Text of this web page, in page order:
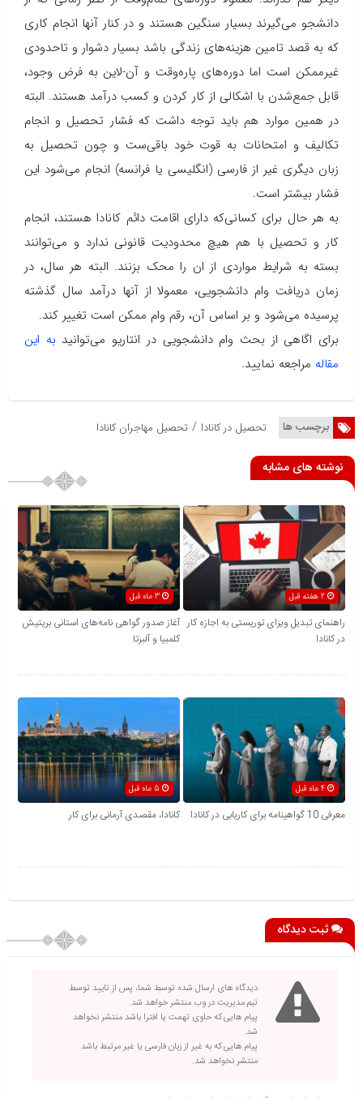
دانشجو می‌گیرند بسیار سنگین هستند و در کنار آنها انجام کاری
که به قصد تامین هزینه‌های زندگی باشد بسیار دشوار و تاحدودی
غیرممکن است اما دوره‌های پاره‌وقت و آن-لاین به فرض وجود،
قابل جمع‌شدن با اشکالی از کار کردن و کسب درآمد هستند. البته
در همین موارد هم باید توجه داشت که فشار تحصیل و انجام
تکالیف و امتحانات به قوت خود باقی‌ست و چون تحصیل به
زبان دیگری غیر از فارسی (انگلیسی یا فرانسه) انجام می‌شود این
فشار بیشتر است.
به هر حال برای کسانی‌که دارای اقامت دائم کانادا هستند، انجام
کار و تحصیل با هم هیچ محدودیت قانونی ندارد و می‌توانند
بسته به شرایط مواردی از ان را محک بزنند. البته هر سال، در
زمان دریافت وام دانشجویی، معمولا از آنها درآمد سال گذشته
پرسیده می‌شود و بر اساس آن، رقم وام ممکن است تغییر کند.
برای اگاهی از بحث وام دانشجویی در انتاریو می‌توانید به این
مقاله مراجعه نمایید.
برچسب ها تحصیل در کانادا / تحصیل مهاجران کانادا
نوشته های مشابه
2 هفته قبل
راهنمای تبدیل ویزای توریستی به اجازه کار
در کانادا
آغاز صدور گواهی نامه‌های استانی بریتیش
کلمبیا و آلبرتا
4 ماه قبل
معرفی 10 گواهینامه برای کاریابی در کانادا کانادا، مقصدی آرمانی برای کار
ثبت دیدگاه
دیدگاه های ارسال شده توسط شما، پس از تایید توسط
تیم مدیریت در وب منتشر خواهد شد.
پیام هایی که حاوی تهمت یا افترا باشد منتشر نخواهد
شد.
پیام هایی که به غیر از زبان فارسی یا غیر مرتبط باشد
منتشر نخواهد شد.